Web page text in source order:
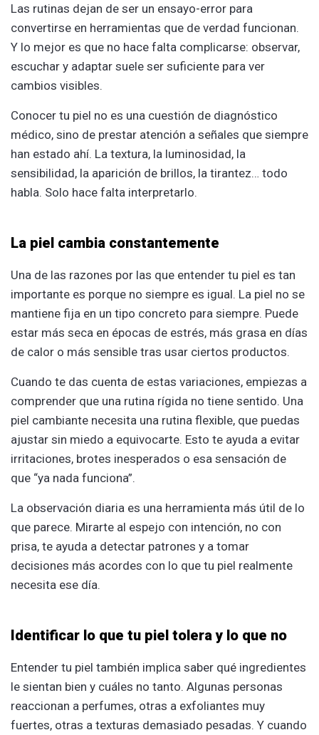
Las rutinas dejan de ser un ensayo-error para
convertirse en herramientas que de verdad funcionan.
Y lo mejor es que no hace falta complicarse: observar,
escuchar y adaptar suele ser suficiente para ver
cambios visibles.
Conocer tu piel no es una cuestión de diagnóstico
médico, sino de prestar atención a señales que siempre
han estado ahí. La textura, la luminosidad, la
sensibilidad, la aparición de brillos, la tirantez… todo
habla. Solo hace falta interpretarlo.
La piel cambia constantemente
Una de las razones por las que entender tu piel es tan
importante es porque no siempre es igual. La piel no se
mantiene fija en un tipo concreto para siempre. Puede
estar más seca en épocas de estrés, más grasa en días
de calor o más sensible tras usar ciertos productos.
Cuando te das cuenta de estas variaciones, empiezas a
comprender que una rutina rígida no tiene sentido. Una
piel cambiante necesita una rutina flexible, que puedas
ajustar sin miedo a equivocarte. Esto te ayuda a evitar
irritaciones, brotes inesperados o esa sensación de
que “ya nada funciona”.
La observación diaria es una herramienta más útil de lo
que parece. Mirarte al espejo con intención, no con
prisa, te ayuda a detectar patrones y a tomar
decisiones más acordes con lo que tu piel realmente
necesita ese día.
Identificar lo que tu piel tolera y lo que no
Entender tu piel también implica saber qué ingredientes
le sientan bien y cuáles no tanto. Algunas personas
reaccionan a perfumes, otras a exfoliantes muy
fuertes, otras a texturas demasiado pesadas. Y cuando